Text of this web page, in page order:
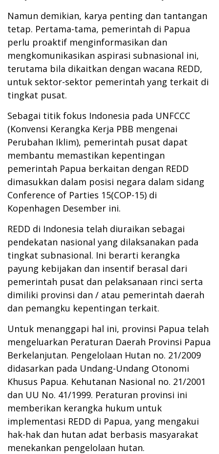
Namun demikian, karya penting dan tantangan
tetap. Pertama-tama, pemerintah di Papua
perlu proaktif menginformasikan dan
mengkomunikasikan aspirasi subnasional ini,
terutama bila dikaitkan dengan wacana REDD,
untuk sektor-sektor pemerintah yang terkait di
tingkat pusat.
Sebagai titik fokus Indonesia pada UNFCCC
(Konvensi Kerangka Kerja PBB mengenai
Perubahan Iklim), pemerintah pusat dapat
membantu memastikan kepentingan
pemerintah Papua berkaitan dengan REDD
dimasukkan dalam posisi negara dalam sidang
Conference of Parties 15(COP-15) di
Kopenhagen Desember ini.
REDD di Indonesia telah diuraikan sebagai
pendekatan nasional yang dilaksanakan pada
tingkat subnasional. Ini berarti kerangka
payung kebijakan dan insentif berasal dari
pemerintah pusat dan pelaksanaan rinci serta
dimiliki provinsi dan / atau pemerintah daerah
dan pemangku kepentingan terkait.
Untuk menanggapi hal ini, provinsi Papua telah
mengeluarkan Peraturan Daerah Provinsi Papua
Berkelanjutan. Pengelolaan Hutan no. 21/2009
didasarkan pada Undang-Undang Otonomi
Khusus Papua. Kehutanan Nasional no. 21/2001
dan UU No. 41/1999. Peraturan provinsi ini
memberikan kerangka hukum untuk
implementasi REDD di Papua, yang mengakui
hak-hak dan hutan adat berbasis masyarakat
menekankan pengelolaan hutan.